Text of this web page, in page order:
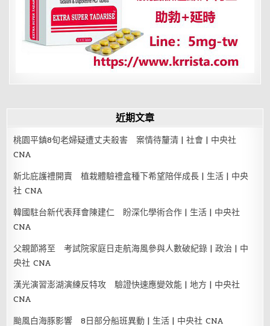
近期文章
桃園平鎮8旬老婦疑遭丈夫殺害 案情待釐清 | 社會 | 中央社
CNA
新北庇護禮開賣 植栽體驗禮盒種下希望陪伴成長 | 生活 | 中央
社 CNA
韓國駐台新代表拜會陳建仁 盼深化學術合作 | 生活 | 中央社
CNA
父親節將至 考試院家庭日走航海風參與人數破紀錄 | 政治 | 中
央社 CNA
漢光演習澎湖演練反特攻 驗證快速應變效能 | 地方 | 中央社
CNA
颱風白海豚影響 8日部分船班異動 | 生活 | 中央社 CNA